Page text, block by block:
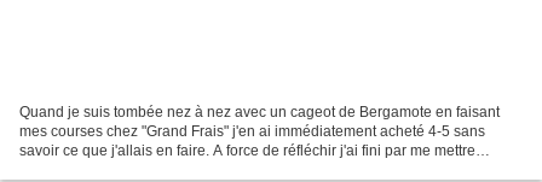
Quand je suis tombée nez à nez avec un cageot de Bergamote en faisant
mes courses chez "Grand Frais" j'en ai immédiatement acheté 4-5 sans
savoir ce que j'allais en faire. A force de réfléchir j'ai fini par me mettre